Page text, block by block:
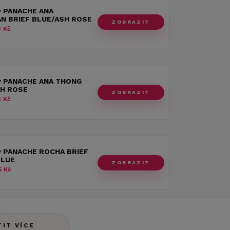
ANA
BRIEF BLUE/ASH ROSE
Kč
ZOBRAZIT
ANA THONG
ROSE
Kč
ZOBRAZIT
ROCHA BRIEF
Kč
ZOBRAZIT
VÍCE